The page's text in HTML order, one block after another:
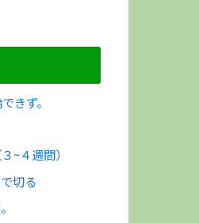
きず。
~４週間）
切る